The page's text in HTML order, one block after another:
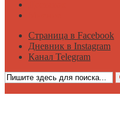
Страница в Facebook
Дневник в Instagram
Канал Telegram